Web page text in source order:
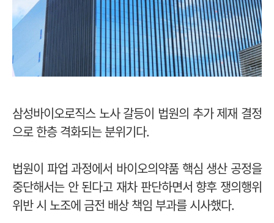
삼성바이오로직스 노사 갈등이 법원의 추가 제재 결정
으로 한층 격화되는 분위기다.
법원이 파업 과정에서 바이오의약품 핵심 생산 공정을
중단해서는 안 된다고 재차 판단하면서 향후 쟁의행위
위반 시 노조에 금전 배상 책임 부과를 시사했다.